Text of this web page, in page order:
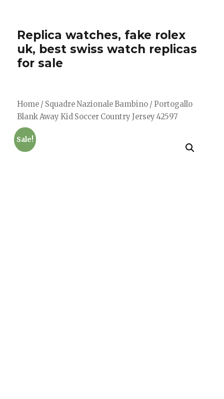
Replica watches, fake rolex
uk, best swiss watch replicas
for sale
Home / Squadre Nazionale Bambino / Portogallo
Blank Away Kid Soccer Country Jersey 42597
Sale!